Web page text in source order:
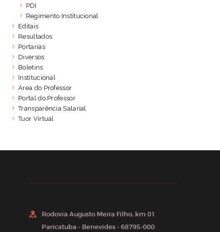
PDI
Regimento Institucional
Editais
Resultados
Portarias
Diversos
Boletins
Institucional
Área do Professor
Portal do Professor
Transparência Salarial
Tuor Virtual
Rodovia Augusto Meira Filho, km 01
Paricatuba - Benevides - 68795-000